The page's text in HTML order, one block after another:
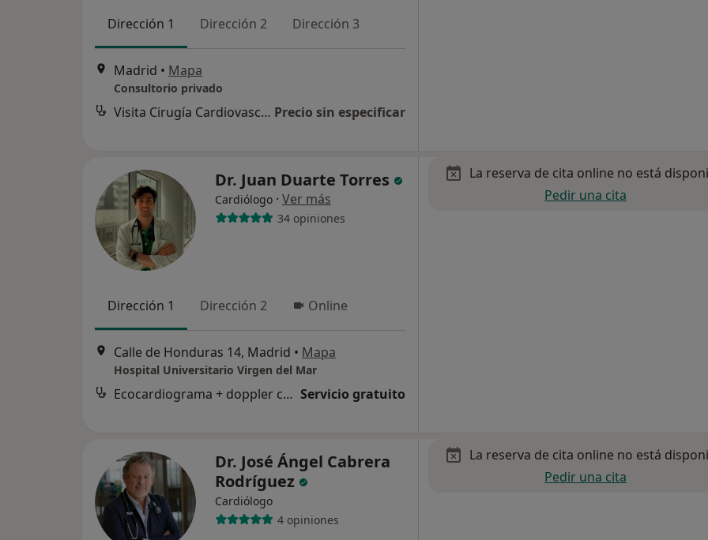
Dirección 1 Dirección 2 Dirección 3
Madrid • Mapa
Consultorio privado
Visita Cirugía Cardiovascular Precio sin especificar
Dr. Juan Duarte Torres
Cardiólogo · Ver más
34 opiniones
Dirección 1 Dirección 2 Online
Calle de Honduras 14, Madrid • Mapa
Hospital Universitario Virgen del Mar
Ecocardiograma + doppler color Servicio gratuito
La reserva de cita online no está
Pedir una cita
Dr. José Ángel Cabrera
Rodríguez
Cardiólogo
4 opiniones
La reserva de cita online no está
Pedir una cita